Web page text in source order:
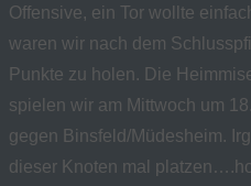
Offensive, ein Tor wollte
waren wir nach dem
Punkte zu holen. Die
spielen wir am Mittwoch um
gegen Binsfeld/Müdesheim.
dieser Knoten mal